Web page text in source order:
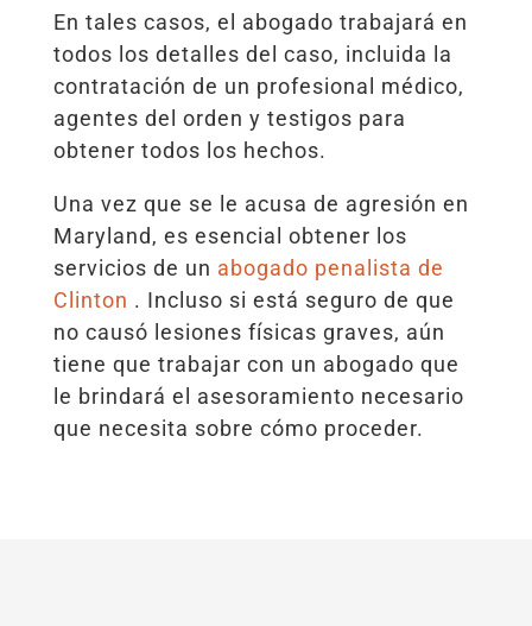
En tales casos, el abogado trabajará en
todos los detalles del caso, incluida la
contratación de un profesional médico,
agentes del orden y testigos para
obtener todos los hechos.
Una vez que se le acusa de agresión en
Maryland, es esencial obtener los
servicios de un abogado penalista de
Clinton . Incluso si está seguro de que
no causó lesiones físicas graves, aún
tiene que trabajar con un abogado que
le brindará el asesoramiento necesario
que necesita sobre cómo proceder.